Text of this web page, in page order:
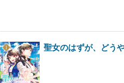
聖女のはずが、どう